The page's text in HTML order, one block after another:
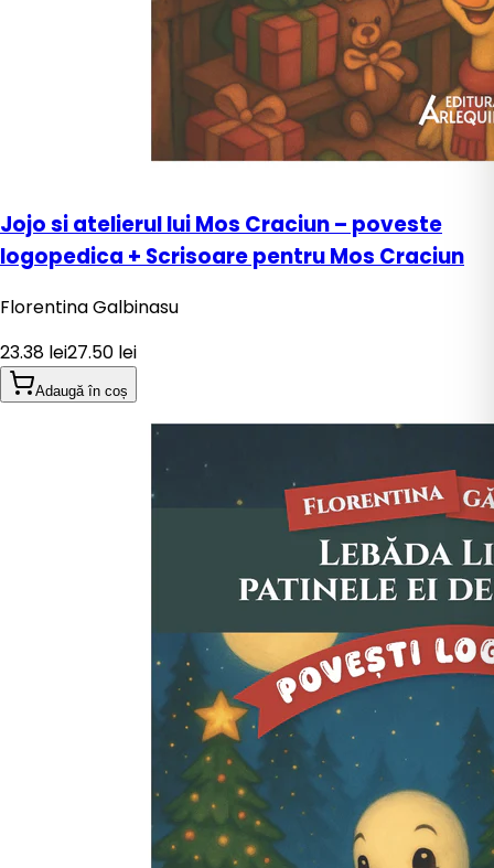
Jojo si atelierul lui Mos Craciun – poveste
logopedica + Scrisoare pentru Mos Craciun
Florentina Galbinasu
23.38 lei27.50 lei
Adaugă în coș